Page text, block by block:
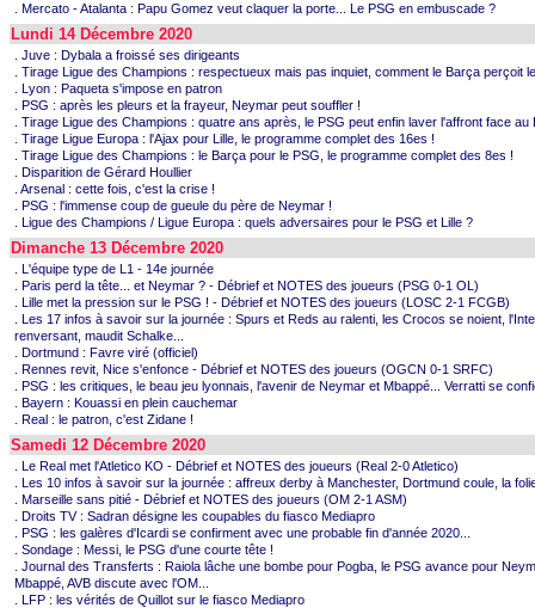
. Mercato - Atalanta : Papu Gomez veut claquer la porte... Le PSG en embuscade ?
Lundi 14 Décembre 2020
. Juve : Dybala a froissé ses dirigeants
. Tirage Ligue des Champions : respectueux mais pas inquiet, comment le Barça perçoit
. Lyon : Paqueta s'impose en patron
. PSG : après les pleurs et la frayeur, Neymar peut souffler !
. Tirage Ligue des Champions : quatre ans après, le PSG peut enfin laver l'affront face au
. Tirage Ligue Europa : l'Ajax pour Lille, le programme complet des 16es !
. Tirage Ligue des Champions : le Barça pour le PSG, le programme complet des 8es !
. Disparition de Gérard Houllier
. Arsenal : cette fois, c'est la crise !
. PSG : l'immense coup de gueule du père de Neymar !
. Ligue des Champions / Ligue Europa : quels adversaires pour le PSG et Lille ?
Dimanche 13 Décembre 2020
. L'équipe type de L1 - 14e journée
. Paris perd la tête... et Neymar ? - Débrief et NOTES des joueurs (PSG 0-1 OL)
. Lille met la pression sur le PSG ! - Débrief et NOTES des joueurs (LOSC 2-1 FCGB)
. Les 17 infos à savoir sur la journée : Spurs et Reds au ralenti, les Crocos se noient,
renversant, maudit Schalke...
. Dortmund : Favre viré (officiel)
. Rennes revit, Nice s'enfonce - Débrief et NOTES des joueurs (OGCN 0-1 SRFC)
. PSG : les critiques, le beau jeu lyonnais, l'avenir de Neymar et Mbappé... Verratti se
. Bayern : Kouassi en plein cauchemar
. Real : le patron, c'est Zidane !
Samedi 12 Décembre 2020
. Le Real met l'Atletico KO - Débrief et NOTES des joueurs (Real 2-0 Atletico)
. Les 10 infos à savoir sur la journée : affreux derby à Manchester, Dortmund coule, la
. Marseille sans pitié - Débrief et NOTES des joueurs (OM 2-1 ASM)
. Droits TV : Sadran désigne les coupables du fiasco Mediapro
. PSG : les galères d'Icardi se confirment avec une probable fin d'année 2020...
. Sondage : Messi, le PSG d'une courte tête !
. Journal des Transferts : Raiola lâche une bombe pour Pogba, le PSG avance pour
Mbappé, AVB discute avec l'OM...
. LFP : les vérités de Quillot sur le fiasco Mediapro